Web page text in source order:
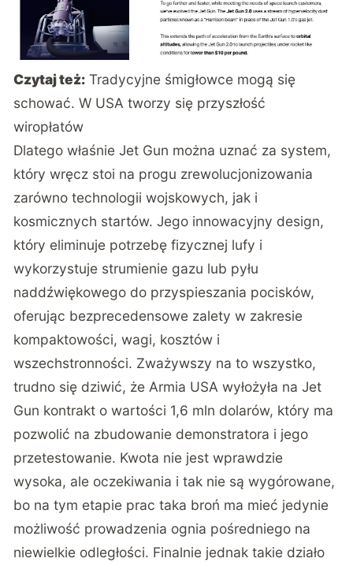
Czytaj też: Tradycyjne śmigłowce mogą się
schować. W USA tworzy się przyszłość
wiropłatów
Dlatego właśnie Jet Gun można uznać za system,
który wręcz stoi na progu zrewolucjonizowania
zarówno technologii wojskowych, jak i
kosmicznych startów. Jego innowacyjny design,
który eliminuje potrzebę fizycznej lufy i
wykorzystuje strumienie gazu lub pyłu
naddźwiękowego do przyspieszania pocisków,
oferując bezprecedensowe zalety w zakresie
kompaktowości, wagi, kosztów i
wszechstronności. Zważywszy na to wszystko,
trudno się dziwić, że Armia USA wyłożyła naJet
Gun kontrakt o wartości 1,6 mln dolarów, który ma
pozwolić na zbudowanie demonstratora i jego
przetestowanie. Kwota nie jest wprawdzie
wysoka, ale oczekiwania i tak nie są wygórowane,
bo na tym etapie prac taka broń ma mieć jedynie
możliwość prowadzenia ognia pośredniego na
niewielkie odległości. Finalnie jednak takie działo